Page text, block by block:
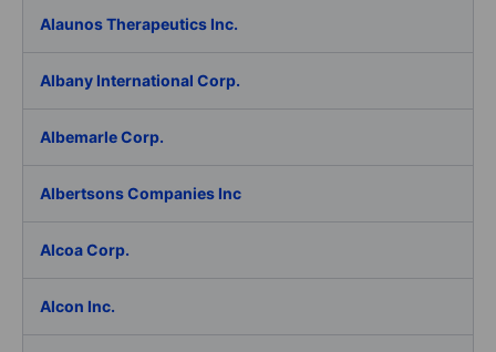
Alaunos Therapeutics Inc.
Albany International Corp.
Albemarle Corp.
Albertsons Companies Inc
Alcoa Corp.
Alcon Inc.